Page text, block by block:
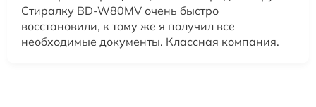
Стиралку BD-W80MV очень быстро
восстановили, к тому же я получил все
необходимые документы. Классная компания.